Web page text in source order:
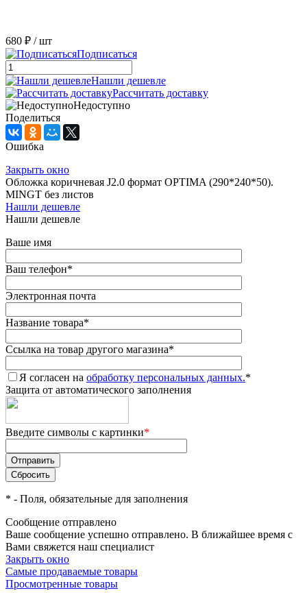
680 ₽ / шт
Подписаться
Нашли дешевле
Рассчитать доставку
Недоступно
Поделиться
Ошибка
Закрыть окно
Обложка коричневая J2.0 формат OPTIMA (290*240*50).
MINGT без листов
Нашли дешевле
Нашли дешевле
Ваше имя
Ваш телефон*
Электронная почта
Название товара*
Ссылка на товар другого магазина*
Я согласен на обработку персональных данных.*
Защита от автоматического заполнения
Введите символы с картинки*
* - Поля, обязательные для заполнения
Сообщение отправлено
Ваше сообщение успешно отправлено. В ближайшее время с
Вами свяжется наш специалист
Закрыть окно
Самые продаваемые товары
Просмотренные товары